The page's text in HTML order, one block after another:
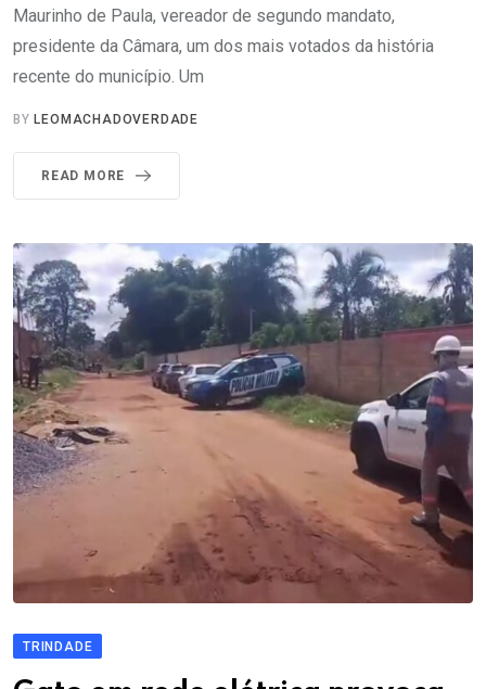
Maurinho de Paula, vereador de segundo mandato,
presidente da Câmara, um dos mais votados da história
recente do município. Um
BY LEOMACHADOVERDADE
READ MORE
TRINDADE